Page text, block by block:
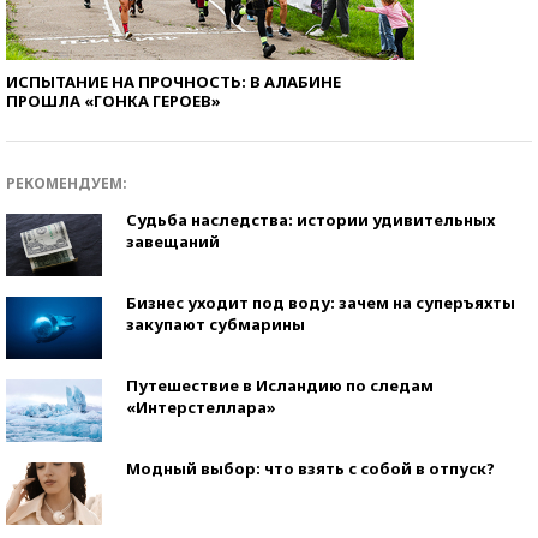
ИСПЫТАНИЕ НА ПРОЧНОСТЬ: В АЛАБИНЕ
ПРОШЛА «ГОНКА ГЕРОЕВ»
РЕКОМЕНДУЕМ:
Судьба наследства: истории удивительных
завещаний
Бизнес уходит под воду: зачем на суперъяхты
закупают субмарины
Путешествие в Исландию по следам
«Интерстеллара»
Модный выбор: что взять с собой в отпуск?